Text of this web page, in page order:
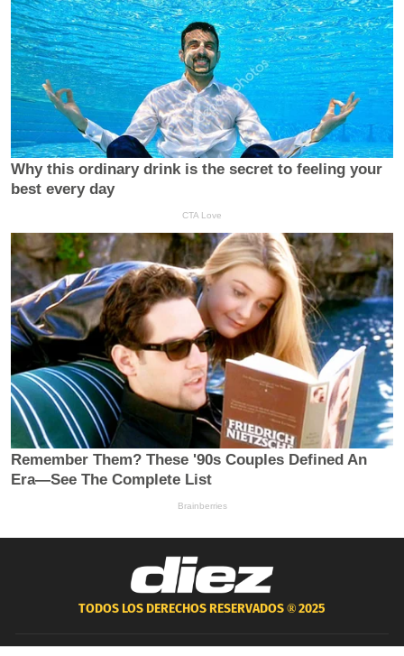
TODOS LOS DERECHOS RESERVADOS ®2025